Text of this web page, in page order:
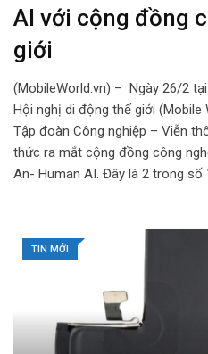
AI với cộng đồng
giới
(MobileWorld.vn) – Ngày 26/2
Hội nghị di động thế giới (Mobile
Tập đoàn Công nghiệp – Viễn
thức ra mắt cộng đồng công
An- Human AI. Đây là 2 trong
TIN MỚI